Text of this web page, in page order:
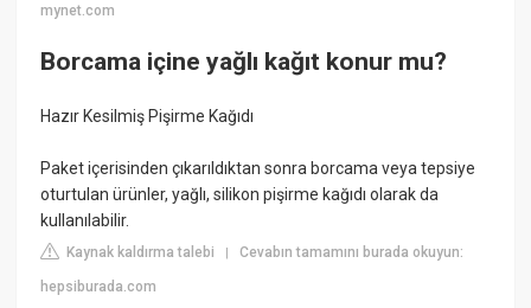
mynet.com
Borcama içine yağlı kağıt konur mu?
Hazır Kesilmiş Pişirme Kağıdı
Paket içerisinden çıkarıldıktan sonra borcama veya tepsiye
oturtulan ürünler, yağlı, silikon pişirme kağıdı olarak da
kullanılabilir.
Kaynak kaldırma talebi |Cevabın tamamını burada okuyun:
hepsiburada.com